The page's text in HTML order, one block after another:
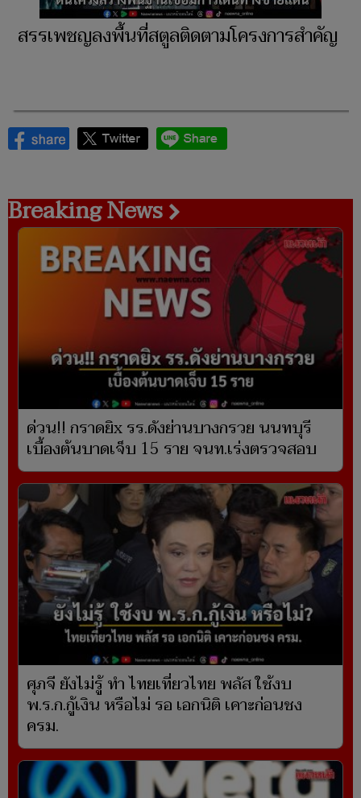
สรรเพชญลงพื้นที่สตูลติดตามโครงการสำคัญ
Breaking News
ด่วน!! กราดยิx รร.ดังย่านบางกรวย นนทบุรี
เบื้องต้นบาดเจ็บ 15 ราย จนท.เร่งตรวจสอบ
ศุภจี ยังไม่รู้ ทำ ไทยเที่ยวไทย พลัส ใช้งบ
พ.ร.ก.กู้เงิน หรือไม่ รอ เอกนิติ เคาะก่อนชง
ครม.